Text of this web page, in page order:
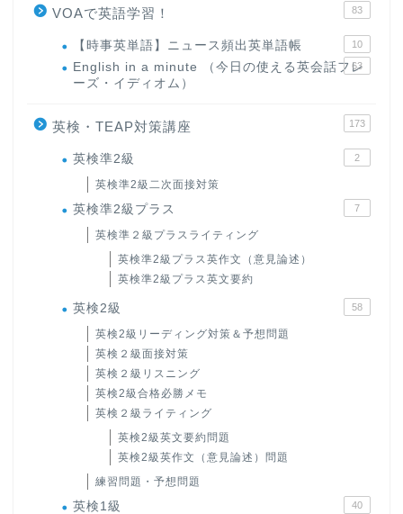
VOAで英語学習！ 83
【時事英単語】ニュース頻出英単語帳 10
English in a minute （今日の使える英会話フレ
ーズ・イディオム）
63
英検・TEAP対策講座 173
英検準2級 2
英検準2級二次面接対策
英検準2級プラス 7
英検準２級プラスライティング
英検準2級プラス英作文（意見論述）
英検準2級プラス英文要約
英検2級 58
英検2級リーディング対策＆予想問題
英検２級面接対策
英検２級リスニング
英検2級合格必勝メモ
英検２級ライティング
英検2級英文要約問題
英検2級英作文（意見論述）問題
練習問題・予想問題
英検1級 40